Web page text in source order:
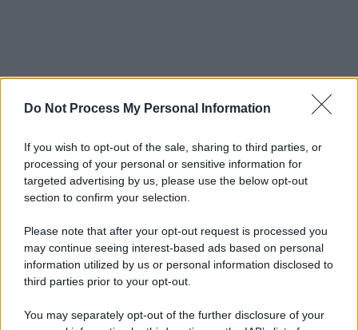
Do Not Process My Personal Information
If you wish to opt-out of the sale, sharing to third parties, or
processing of your personal or sensitive information for
targeted advertising by us, please use the below opt-out
section to confirm your selection.
Please note that after your opt-out request is processed you
may continue seeing interest-based ads based on personal
information utilized by us or personal information disclosed to
third parties prior to your opt-out.
You may separately opt-out of the further disclosure of your